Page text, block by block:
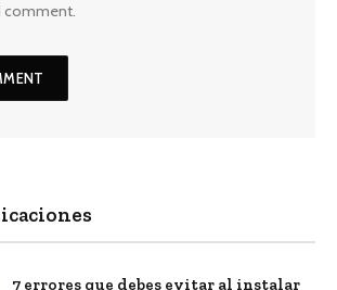
comment.
7 errores que debes evitar al instalar